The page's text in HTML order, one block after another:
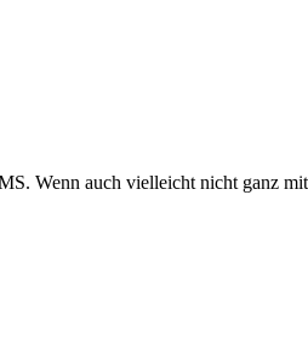
Wenn auch vielleicht nicht ganz